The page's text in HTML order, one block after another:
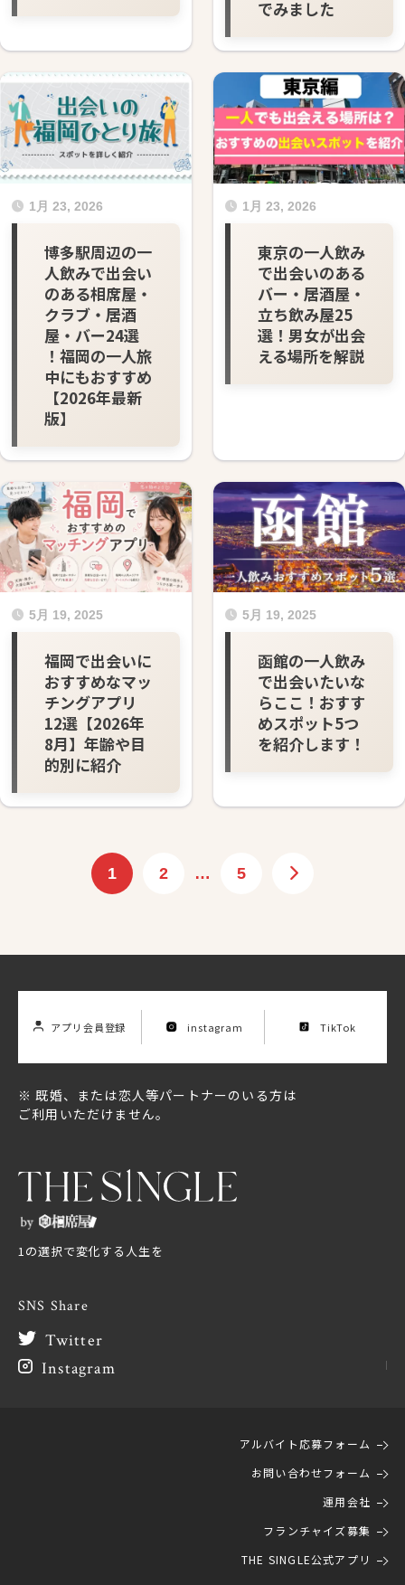
でみました
1月 23, 2026
博多駅周辺の一
人飲みで出会い
のある相席屋・
クラブ・居酒
屋・バー24選
！福岡の一人旅
中にもおすすめ
【2026年最新
版】
1月 23, 2026
東京の一人飲み
で出会いのある
バー・居酒屋・
立ち飲み屋25
選！男女が出会
える場所を解説
5月 19, 2025
福岡で出会いに
おすすめなマッ
チングアプリ
12選【2026年
8月】年齢や目
的別に紹介
5月 19, 2025
函館の一人飲み
で出会いたいな
らここ！おすす
めスポット5つ
を紹介します！
1 2 … 5